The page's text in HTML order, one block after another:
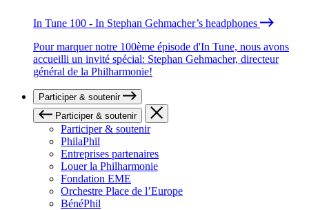
In Tune 100 - In Stephan Gehmacher’s headphones
Pour marquer notre 100ème épisode d'In Tune, nous avons
accueilli un invité spécial: Stephan Gehmacher, directeur
général de la Philharmonie!
Participer & soutenir
Participer & soutenir
Participer & soutenir
PhilaPhil
Entreprises partenaires
Louer la Philharmonie
Fondation EME
Orchestre Place de l’Europe
BénéPhil